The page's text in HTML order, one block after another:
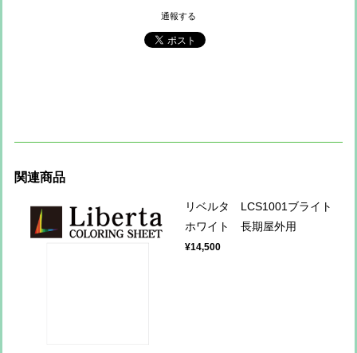
通報する
関連商品
リベルタ LCS1001ブライト
ホワイト 長期屋外用
¥14,500